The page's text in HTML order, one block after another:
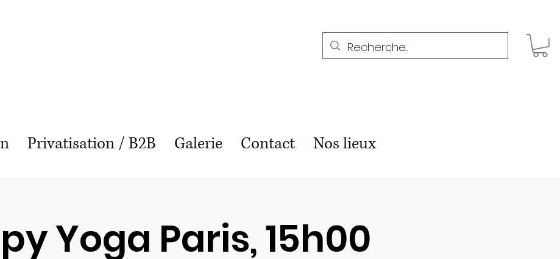
Privatisation / B2B Galerie Contact Nos lieux
Yoga Paris, 15h00